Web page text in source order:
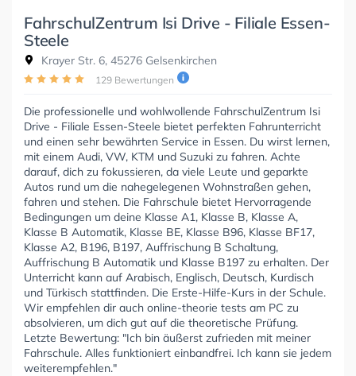
FahrschulZentrum Isi Drive - Filiale Essen-
Steele
Krayer Str. 6, 45276 Gelsenkirchen
129 Bewertungen
Die professionelle und wohlwollende FahrschulZentrum Isi
Drive - Filiale Essen-Steele bietet perfekten Fahrunterricht
und einen sehr bewährten Service in Essen. Du wirst lernen,
mit einem Audi, VW, KTM und Suzuki zu fahren. Achte
darauf, dich zu fokussieren, da viele Leute und geparkte
Autos rund um die nahegelegenen Wohnstraßen gehen,
fahren und stehen. Die Fahrschule bietet Hervorragende
Bedingungen um deine Klasse A1, Klasse B, Klasse A,
Klasse B Automatik, Klasse BE, Klasse B96, Klasse BF17,
Klasse A2, B196, B197, Auffrischung B Schaltung,
Auffrischung B Automatik und Klasse B197 zu erhalten. Der
Unterricht kann auf Arabisch, Englisch, Deutsch, Kurdisch
und Türkisch stattfinden. Die Erste-Hilfe-Kurs in der Schule.
Wir empfehlen dir auch online-theorie tests am PC zu
absolvieren, um dich gut auf die theoretische Prüfung.
Letzte Bewertung: "Ich bin äußerst zufrieden mit meiner
Fahrschule. Alles funktioniert einbandfrei. Ich kann sie jedem
weiterempfehlen."